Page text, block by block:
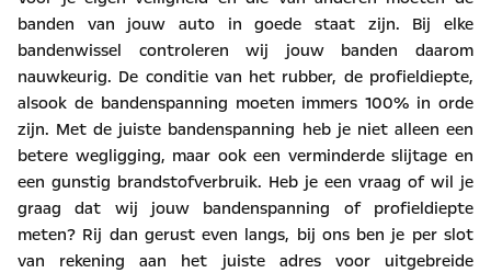
banden van jouw auto in goede staat zijn. Bij elke
bandenwissel controleren wij jouw banden daarom
nauwkeurig. De conditie van het rubber, de profieldiepte,
alsook de bandenspanning moeten immers 100% in orde
zijn. Met de juiste bandenspanning heb je niet alleen een
betere wegligging, maar ook een verminderde slijtage en
een gunstig brandstofverbruik. Heb je een vraag of wil je
graag dat wij jouw bandenspanning of profieldiepte
meten? Rij dan gerust even langs, bij ons ben je per slot
van rekening aan het juiste adres voor uitgebreide